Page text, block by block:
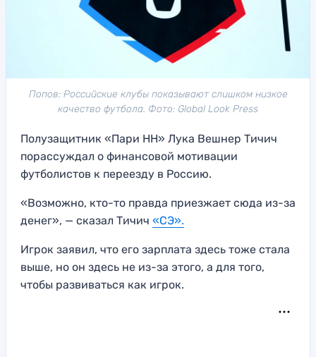
Попов: Российские клубы показывают слишком низкое
качество футбола. Фото: Global Look Press
Полузащитник «Пари НН» Лука Вешнер Тичич
порассуждал о финансовой мотивации
футболистов к переезду в Россию.
«Возможно, кто-то правда приезжает сюда из-за
денег», — сказал Тичич «СЭ».
Игрок заявил, что его зарплата здесь тоже стала
выше, но он здесь не из-за этого, а для того,
чтобы развиваться как игрок.